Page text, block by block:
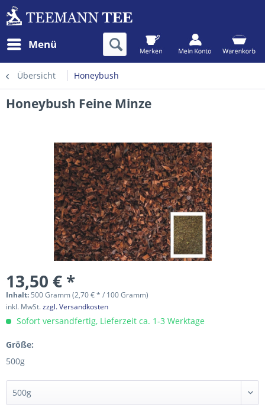
Menü
Übersicht Honeybush
Honeybush Feine Minze
13,50 € *
Inhalt: 500 Gramm (2,70 € * / 100 Gramm)
inkl. MwSt.zzgl. Versandkosten
Sofort versandfertig, Lieferzeit ca. 1-3 Werktage
Größe:
500g